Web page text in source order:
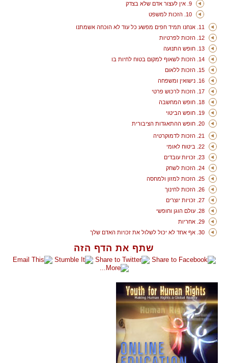
שתף את הדף הזה
9. אין לעצור אדם שלא בצדק
10. הזכות למשפט
11. אנחנו תמיד חפים מפשע כל עוד לא הוכחה אשמתנו
12. הזכות לפרטיות
13. חופש התנועה
14. הזכות לשאוף למקום בטוח לחיות בו
15. הזכות ללאום
16. נישואין ומשפחה
17. הזכות לרכוש פרטי
18. חופש המחשבה
19. חופש הביטוי
20. חופש ההתאגדות הציבורית
21. הזכות לדמוקרטיה
22. ביטוח לאומי
23. זכויות עובדים
24. הזכות לשחק
25. הזכות למזון ולמחסה
26. הזכות לחינוך
27. זכויות יוצרים
28. עולם הוגן וחופשי
29. אחריות
30. אף אחד לא יכול לשלול את זכויות האדם שלך